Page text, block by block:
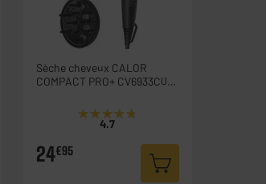
Sèche cheveux CALOR
COMPACT PRO+ CV6933C0
★★★★★
★★★★★
4.7
24€95